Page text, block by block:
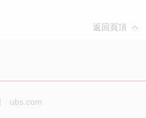
返回頁頂
ubs.com